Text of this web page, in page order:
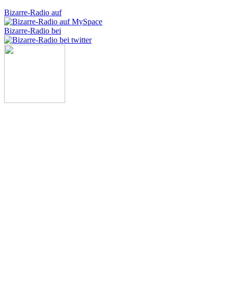
Bizarre-Radio auf
Bizarre-Radio bei